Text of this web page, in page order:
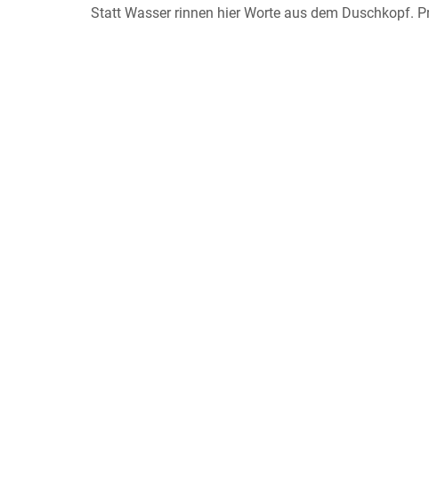
Statt Wasser rinnen hier Worte aus dem Duschkopf.